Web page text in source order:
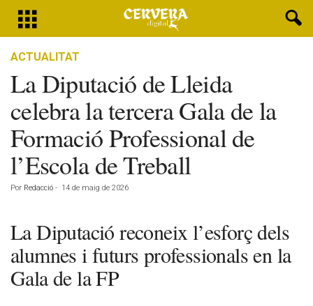
ACTUALITAT
La Diputació de Lleida
celebra la tercera Gala de la
Formació Professional de
l’Escola de Treball
Por Redacció - 14 de maig de 2026
La Diputació reconeix l’esforç dels
alumnes i futurs professionals en la
Gala de la FP